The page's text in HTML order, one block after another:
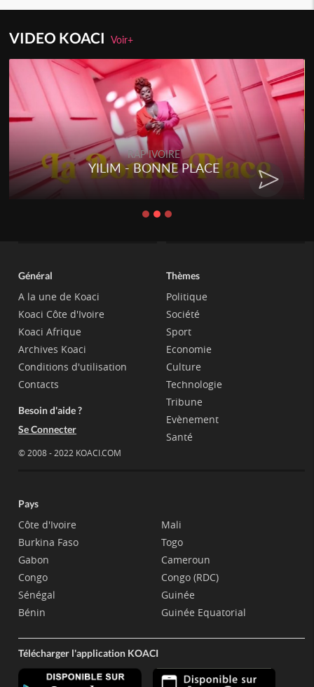
VIDEO KOACIVoir+
RAP IVOIRE
YILIM - BONNE PLACE
Général
A la une de Koaci
Koaci Côte d'Ivoire
Koaci Afrique
Archives Koaci
Conditions d'utilisation
Contacts
Besoin d'aide ?
Se Connecter
© 2008 - 2022 KOACI.COM
Thèmes
Politique
Société
Sport
Economie
Culture
Technologie
Tribune
Evènement
Santé
Pays
Côte d'Ivoire
Burkina Faso
Gabon
Congo
Sénégal
Bénin
Mali
Togo
Cameroun
Congo (RDC)
Guinée
Guinée Equatorial
Télécharger l'application KOACI